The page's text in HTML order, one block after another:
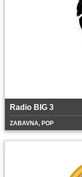
Radio BIG 3
ZABAVNA, POP